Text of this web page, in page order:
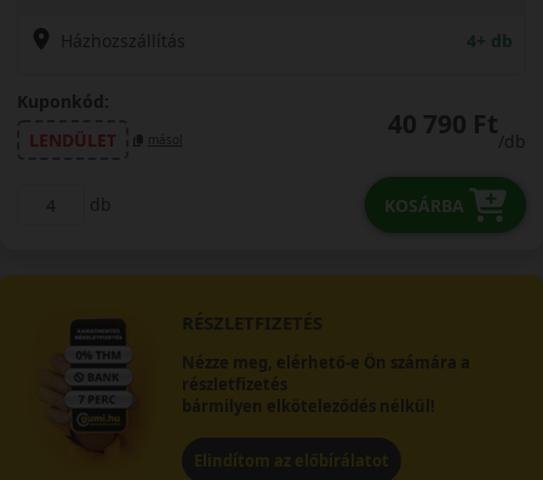
Házhozszállítás 4+ db
Kuponkód:
LENDÜLET
másol 40 790 Ft
/db
db KOSÁRBA
RÉSZLETFIZETÉS
Nézze meg, elérhető-e Ön számára a
részletfizetés
bármilyen elköteleződés nélkül!
Elindítom az előbírálatot